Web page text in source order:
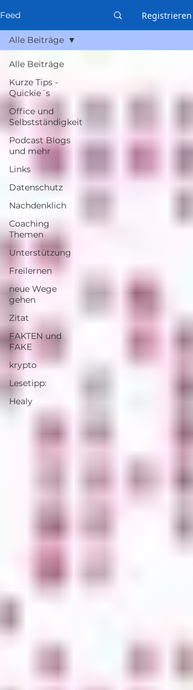
Feed Registrieren
Alle Beiträge
Kurze Tips -
Quickie´s
Office und
Selbstständigkeit
Podcast Blogs
und mehr
Links
Datenschutz
Nachdenklich
Coaching
Themen
Unterstützung
Freilernen
neue Wege
gehen
Zitat
FAKTEN und
FAKE
krypto
Lesetipp:
Healy
Alle Beiträge